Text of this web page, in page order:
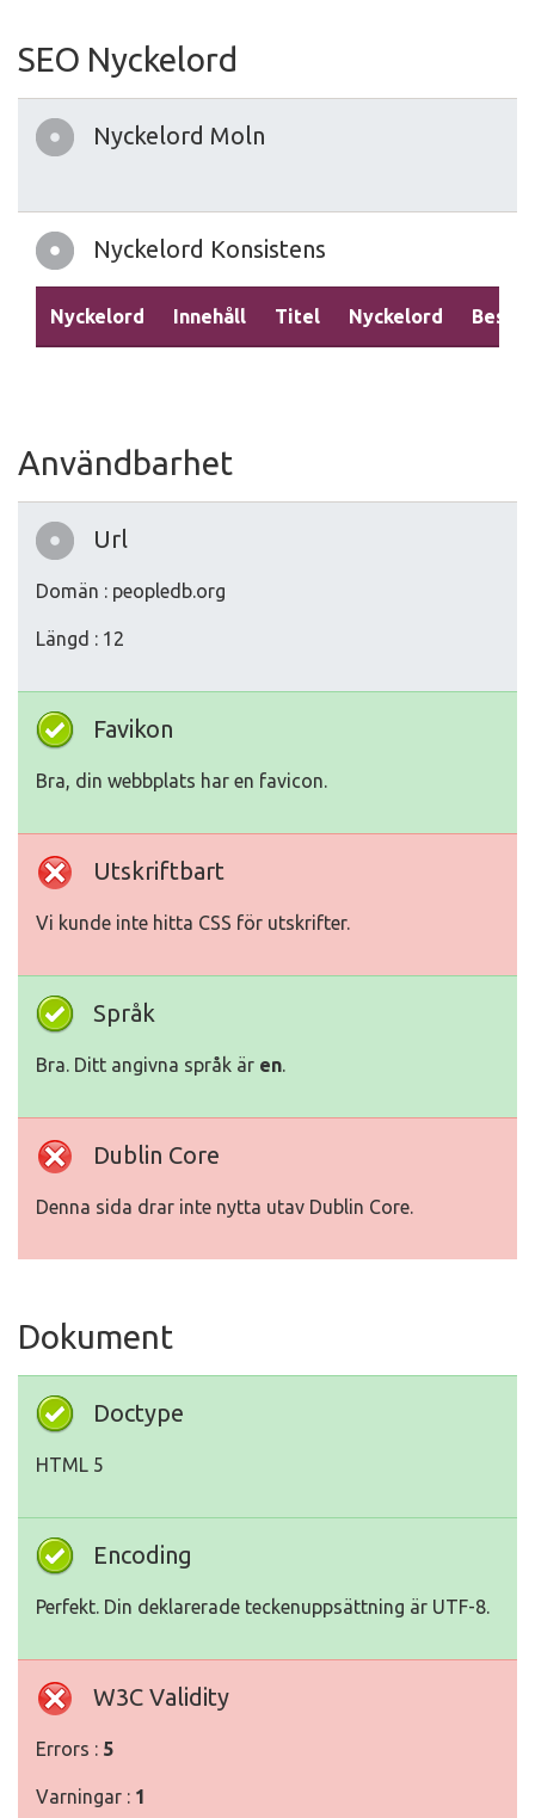
SEO Nyckelord
Nyckelord Moln
Nyckelord Konsistens
Nyckelord Innehåll Titel Nyckelord
Användbarhet
Url
Domän : peopledb.org
Längd : 12
Favikon
Bra, din webbplats har en favicon.
Utskriftbart
Vi kunde inte hitta CSS för utskrifter.
Språk
Bra. Ditt angivna språk är en.
Dublin Core
Denna sida drar inte nytta utav Dublin Core.
Dokument
Doctype
HTML 5
Encoding
Perfekt. Din deklarerade teckenuppsättning är UTF-8.
W3C Validity
Errors : 5
Varningar : 1